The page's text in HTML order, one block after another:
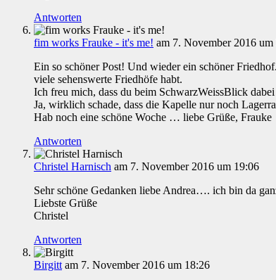
Antworten
fim works Frauke - it's me! am 7. November 2016 um
Ein so schöner Post! Und wieder ein schöner
viele sehenswerte Friedhöfe habt.
Ich freu mich, dass du beim SchwarzWeissBlick
Ja, wirklich schade, dass die Kapelle nur noch
Hab noch eine schöne Woche … liebe Grüße, Frauke
Antworten
Christel Harnisch am 7. November 2016 um 19:06
Sehr schöne Gedanken liebe Andrea…. ich bin da
Liebste Grüße
Christel
Antworten
Birgitt am 7. November 2016 um 18:26